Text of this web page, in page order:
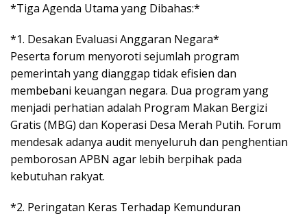
*Tiga Agenda Utama yang Dibahas:*
*1. Desakan Evaluasi Anggaran Negara*
Peserta forum menyoroti sejumlah program
pemerintah yang dianggap tidak efisien dan
membebani keuangan negara. Dua program yang
menjadi perhatian adalah Program Makan Bergizi
Gratis (MBG) dan Koperasi Desa Merah Putih. Forum
mendesak adanya audit menyeluruh dan penghentian
pemborosan APBN agar lebih berpihak pada
kebutuhan rakyat.
*2. Peringatan Keras Terhadap Kemunduran